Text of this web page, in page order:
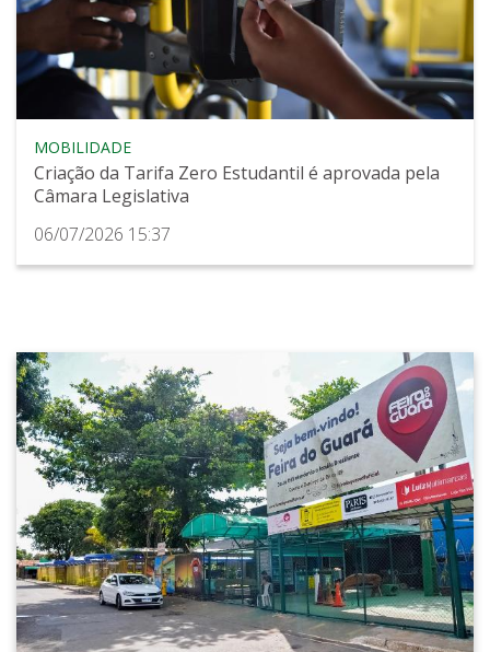
MOBILIDADE
Criação da Tarifa Zero Estudantil é aprovada pela
Câmara Legislativa
06/07/2026 15:37